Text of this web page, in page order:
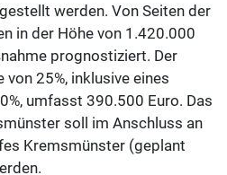
werden. Von Seiten der
in der Höhe von 1.420.000
prognostiziert. Der
25%, inklusive eines
umfasst 390.500 Euro. Das
soll im Anschluss an
Kremsmünster (geplant